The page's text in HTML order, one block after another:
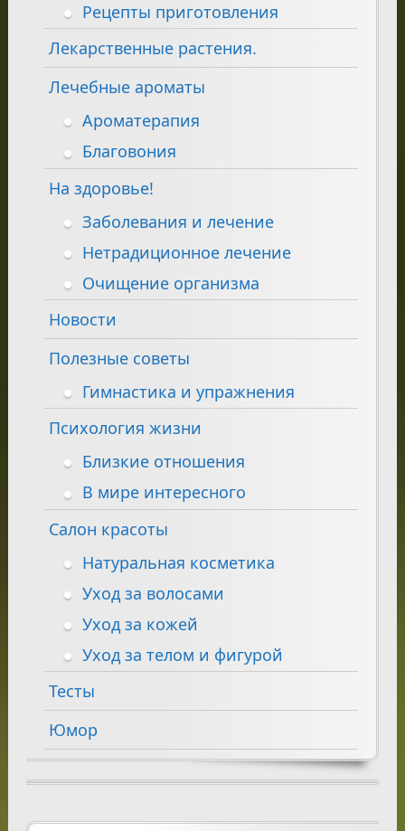
Рецепты приготовления
Лекарственные растения.
Лечебные ароматы
Ароматерапия
Благовония
На здоровье!
Заболевания и лечение
Нетрадиционное лечение
Очищение организма
Новости
Полезные советы
Гимнастика и упражнения
Психология жизни
Близкие отношения
В мире интересного
Салон красоты
Натуральная косметика
Уход за волосами
Уход за кожей
Уход за телом и фигурой
Тесты
Юмор